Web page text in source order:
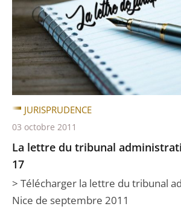
La lettre du tribunal
17
> Télécharger la lettre du tribunal
Nice de septembre 2011
JURISPRUDENCE
03 octobre 2011